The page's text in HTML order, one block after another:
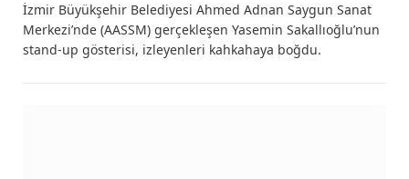
İzmir Büyükşehir Belediyesi Ahmed Adnan Saygun Sanat
Merkezi’nde (AASSM) gerçekleşen Yasemin Sakallıoğlu’nun
stand-up gösterisi, izleyenleri kahkahaya boğdu.